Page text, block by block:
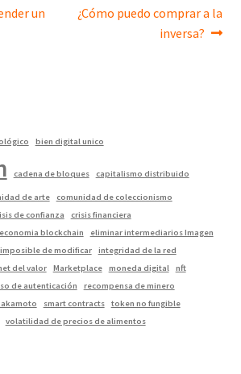
un
Siguiente
¿Cómo puedo comprar a la
inversa?
bien digital unico
cadena de bloques capitalismo distribuido
de arte
comunidad de coleccionismo
de confianza
crisis financiera
economia blockchain
eliminar intermediarios Imagen
imposible de modificar
integridad de la red
del valor Marketplace moneda digital
nft
de autenticación
recompensa de minero
smart contracts
token no fungible
volatilidad de precios de alimentos